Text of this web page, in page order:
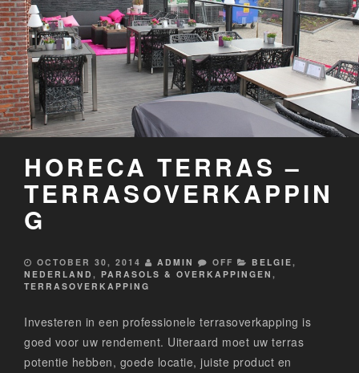
HORECA TERRAS –
TERRASOVERKAPPIN
G
OCTOBER 30, 2014 ADMIN OFF BELGIE,
NEDERLAND , PARASOLS & OVERKAPPINGEN ,
TERRASOVERKAPPING
Investeren in een professionele terrasoverkapping is
goed voor uw rendement. Uiteraard moet uw terras
potentie hebben, goede locatie, juiste product en